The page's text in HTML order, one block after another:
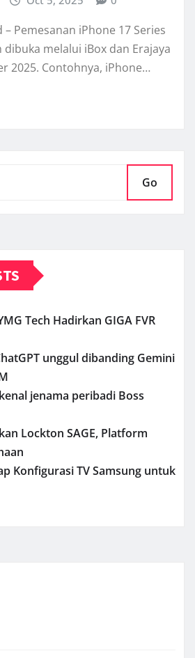
Pemesanan iPhone 17 Series
melalui iBox dan Erajaya
2025. Contohnya, iPhone…
Go
Tech Hadirkan GIGA FVR
unggul dibanding Gemini
jenama peribadi Boss
Lockton SAGE, Platform
Konfigurasi TV Samsung untuk